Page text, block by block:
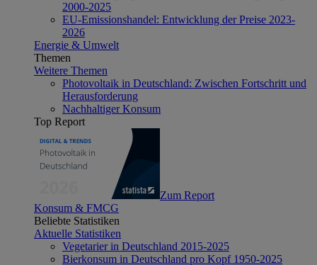
2000-2025
EU-Emissionshandel: Entwicklung der Preise 2023-
2026
Energie & Umwelt
Themen
Weitere Themen
Photovoltaik in Deutschland: Zwischen Fortschritt und
Herausforderung
Nachhaltiger Konsum
Top Report
Zum Report
Konsum & FMCG
Beliebte Statistiken
Aktuelle Statistiken
Vegetarier in Deutschland 2015-2025
Bierkonsum in Deutschland pro Kopf 1950-2025